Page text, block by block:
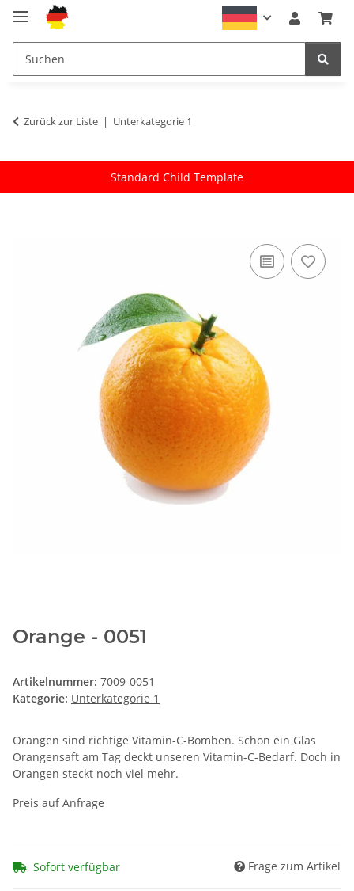
Zurück zur Liste Unterkategorie 1
Standard Child Template
Orange - 0051
Artikelnummer: 7009-0051
Kategorie: Unterkategorie 1
Orangen sind richtige Vitamin-C-Bomben. Schon ein Glas
Orangensaft am Tag deckt unseren Vitamin-C-Bedarf. Doch in
Orangen steckt noch viel mehr.
Preis auf Anfrage
Sofort verfügbar Frage zum Artikel